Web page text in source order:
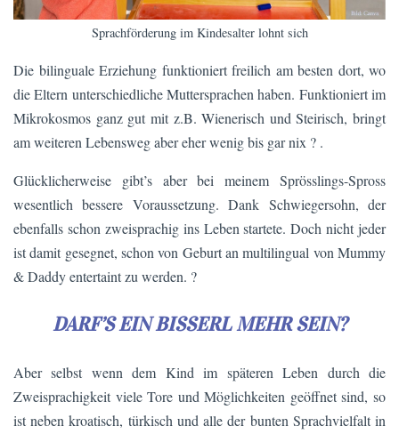
Sprachförderung im Kindesalter lohnt sich
Die bilinguale Erziehung funktioniert freilich am besten dort, wo
die Eltern unterschiedliche Muttersprachen haben. Funktioniert im
Mikrokosmos ganz gut mit z.B. Wienerisch und Steirisch, bringt
am weiteren Lebensweg aber eher wenig bis gar nix ? .
Glücklicherweise gibt’s aber bei meinem Sprösslings-Spross
wesentlich bessere Voraussetzung. Dank Schwiegersohn, der
ebenfalls schon zweisprachig ins Leben startete. Doch nicht jeder
ist damit gesegnet, schon von Geburt an multilingual von Mummy
& Daddy entertaint zu werden. ?
DARF’S EIN BISSERL MEHR SEIN?
Aber selbst wenn dem Kind im späteren Leben durch die
Zweisprachigkeit viele Tore und Möglichkeiten geöffnet sind, so
ist neben kroatisch, türkisch und alle der bunten Sprachvielfalt in